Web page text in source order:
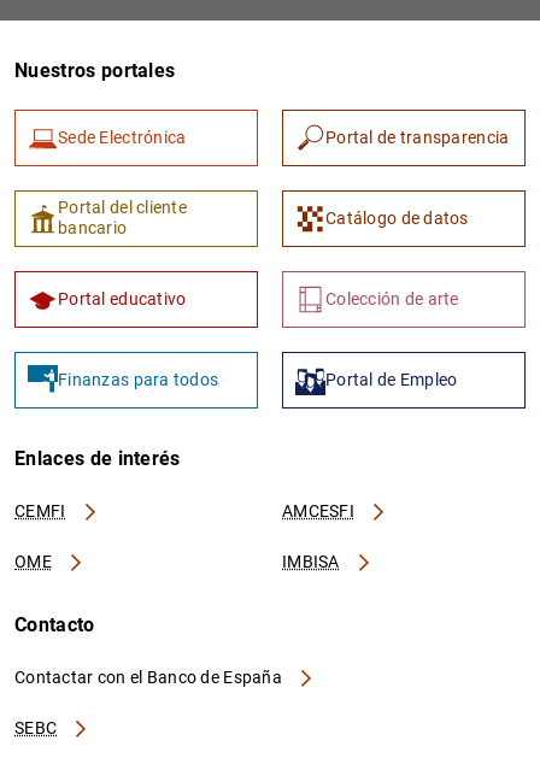
Nuestros portales
Sede Electrónica Portal de transparencia
Portal del cliente
bancario
Catálogo de datos
Portal educativo Colección de arte
Finanzas para todos Portal de Empleo
Enlaces de interés
CEMFI AMCESFI
OME IMBISA
Contacto
Contactar con el Banco de España
SEBC